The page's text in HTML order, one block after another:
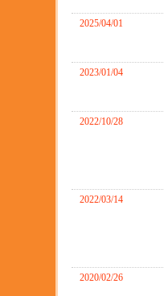
2025/04/01
2023/01/04
2022/10/28
2022/03/14
2020/02/26